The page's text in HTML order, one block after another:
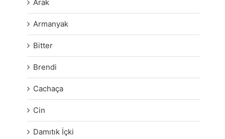
Arak
Armanyak
Bitter
Brendi
Cachaça
Cin
Damıtık İçki